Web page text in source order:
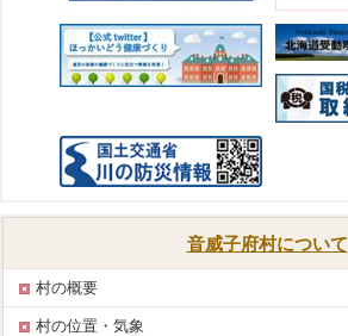
音威子府村について
村の概要
村の位置・気象